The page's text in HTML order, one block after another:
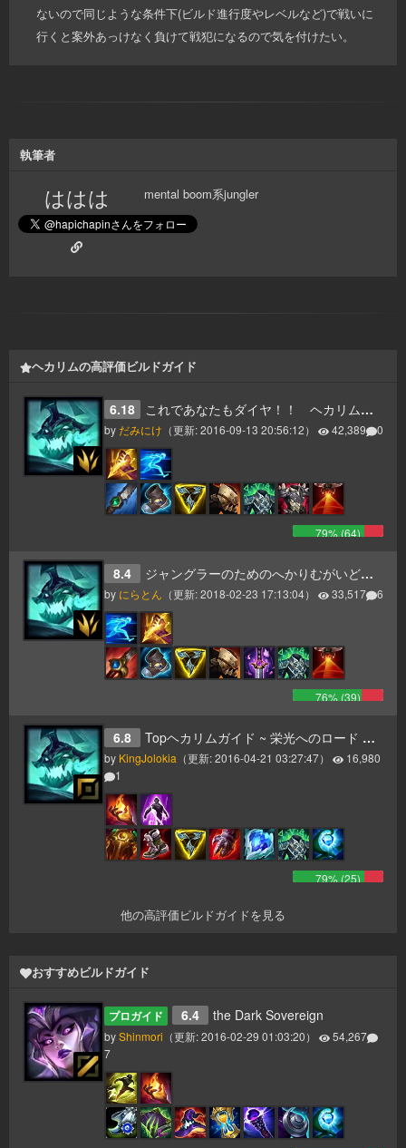
ないので同じような条件下(ビルド進行度やレベルなど)で戦いに
行くと案外あっけなく負けて戦犯になるので気を付けたい。
執筆者
ははは mental boom系jungler
ヘカリムの高評価ビルドガイド
6.18 これであなたもダイヤ！！ ヘカリムジャングル 6.18
by だみにけ （更新:2016-09-13 20:56:12） 42,389 0
79% (64)
8.4 ジャングラーのためのへかりむがいど8.4準拠
by にらとん （更新:2018-02-23 17:13:04） 33,517 6
76% (39)
6.8 Topヘカリムガイド ~ 栄光へのロード ~ Patch6.8
by KingJolokia （更新:2016-04-21 03:27:47）
16,980
1
79% (25)
他の高評価ビルドガイドを見る
おすすめビルドガイド
プロガイド 6.4 the Dark Sovereign
byShinmori （更新:2016-02-29 01:03:20）
54,267
7